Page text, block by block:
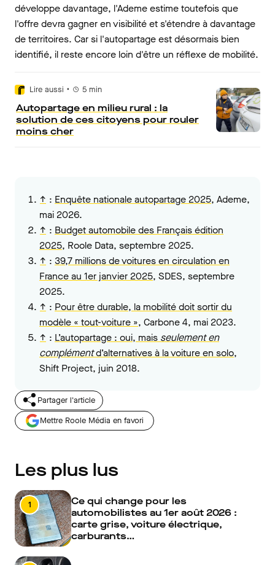
développe davantage, l'Ademe estime toutefois que
l'offre devra gagner en visibilité et s'étendre à davantage
de territoires. Car si l'autopartage est désormais bien
identifié, il reste encore loin d'être un réflexe de mobilité.
Lire aussi • 5 min
Autopartage en milieu rural : la
solution de ces citoyens pour rouler
moins cher
↑ : Enquête nationale autopartage 2025, Ademe,
mai 2026.
↑ : Budget automobile des Français édition
2025, Roole Data, septembre 2025.
↑ : 39,7 millions de voitures en circulation en
France au 1er janvier 2025, SDES, septembre
2025.
↑ : Pour être durable, la mobilité doit sortir du
modèle « tout-voiture », Carbone 4, mai 2023.
↑ : L’autopartage : oui, mais seulement en
complémentd’alternatives à la voiture en solo,
Shift Project, juin 2018.
Partager l'article
Mettre Roole Média en favori
Les plus lus
1
Ce qui change pour les
automobilistes au 1er août 2026 :
carte grise, voiture électrique,
carburants…